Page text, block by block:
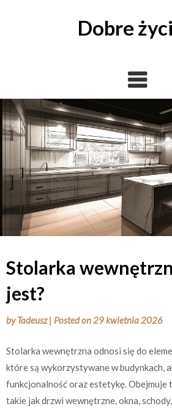
Dobre
Stolarka
jest?
byTadeusz | Posted on29 kwietnia 2026
Stolarka wewnętrzna odnosi się do
które są wykorzystywane w budynkach,
funkcjonalność oraz estetykę. Obejmuje
takie jak drzwi wewnętrzne, okna,